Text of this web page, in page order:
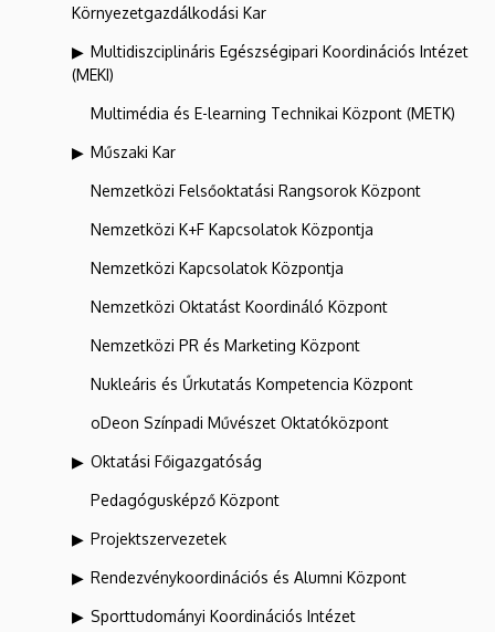
Környezetgazdálkodási Kar
Multidiszciplináris Egészségipari Koordinációs Intézet
(MEKI)
Multimédia és E-learning Technikai Központ (METK)
Műszaki Kar
Nemzetközi Felsőoktatási Rangsorok Központ
Nemzetközi K+F Kapcsolatok Központja
Nemzetközi Kapcsolatok Központja
Nemzetközi Oktatást Koordináló Központ
Nemzetközi PR és Marketing Központ
Nukleáris és Űrkutatás Kompetencia Központ
oDeon Színpadi Művészet Oktatóközpont
Oktatási Főigazgatóság
Pedagógusképző Központ
Projektszervezetek
Rendezvénykoordinációs és Alumni Központ
Sporttudományi Koordinációs Intézet